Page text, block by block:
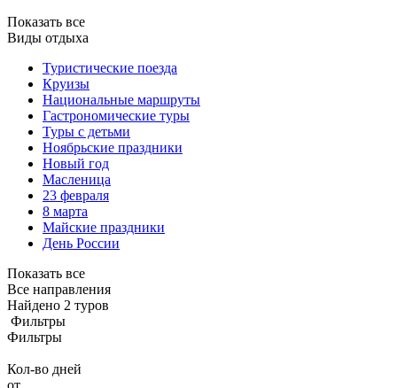
Показать все
Виды отдыха
Туристические поезда
Круизы
Национальные маршруты
Гастрономические туры
Туры с детьми
Ноябрьские праздники
Новый год
Масленица
23 февраля
8 марта
Майские праздники
День России
Показать все
Все направления
Найдено 2 туров
Фильтры
Фильтры
Кол-во дней
от